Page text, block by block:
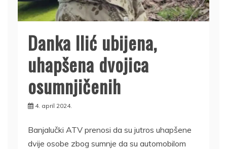
Danka Ilić ubijena,
uhapšena dvojica
osumnjičenih
4. april 2024.
Banjalučki ATV prenosi da su jutros uhapšene
dvije osobe zbog sumnje da su automobilom